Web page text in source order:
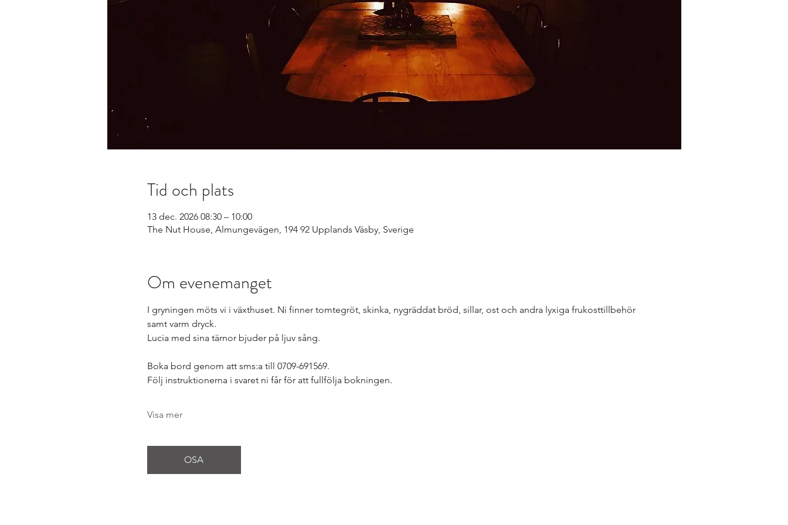
Tid och plats
13 dec. 2026 08:30 – 10:00
The Nut House, Almungevägen, 194 92 Upplands Väsby, Sverige
Om evenemanget
I gryningen möts vi i växthuset. Ni finner tomtegröt, skinka, nygräddat bröd, sillar, ost och andra lyxiga frukosttillbehör
samt varm dryck.
Lucia med sina tärnor bjuder på ljuv sång.
Boka bord genom att sms:a till 0709-691569.
Följ instruktionerna i svaret ni får för att fullfölja bokningen.
Visa mer
OSA